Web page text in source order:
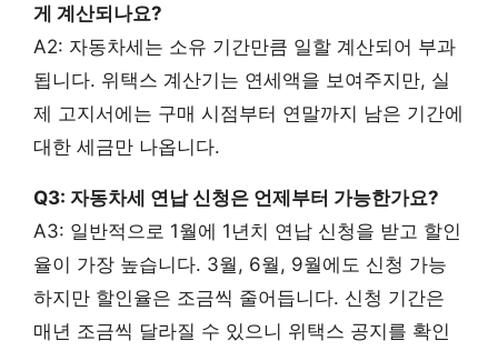
게 계산되나요?
A2: 자동차세는 소유 기간만큼 일할 계산되어 부과
됩니다. 위택스 계산기는 연세액을 보여주지만, 실
제 고지서에는 구매 시점부터 연말까지 남은 기간에
대한 세금만 나옵니다.
Q3: 자동차세 연납 신청은 언제부터 가능한가요?
A3: 일반적으로 1월에 1년치 연납 신청을 받고 할인
율이 가장 높습니다. 3월, 6월, 9월에도 신청 가능
하지만 할인율은 조금씩 줄어듭니다. 신청 기간은
매년 조금씩 달라질 수 있으니 위택스 공지를 확인